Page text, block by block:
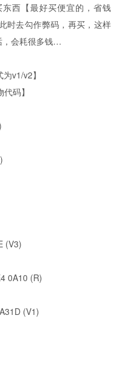
西【最好买便宜的，省钱
时去勾作弊码，再买，这样
，会耗很多钱…
v1/v2】
码】
(V3)
0A10 (R)
(V1)